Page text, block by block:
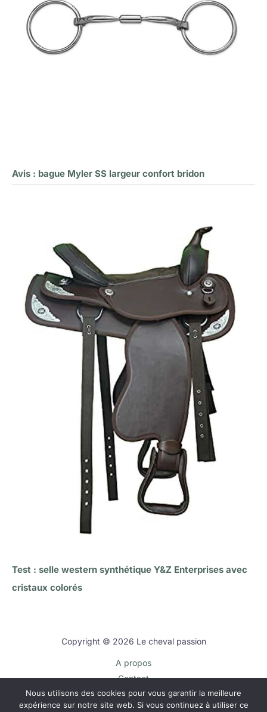
Avis : bague Myler SS largeur confort bridon
Test : selle western synthétique Y&Z Enterprises avec
cristaux colorés
Copyright © 2026 Le cheval passion
A propos
Contact
Plan du site
Mentions légales
Nous utilisons des cookies pour vous garantir la meilleure
expérience sur notre site web. Si vous continuez à utiliser ce